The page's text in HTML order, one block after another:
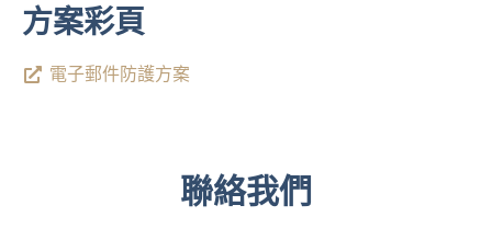
方案彩頁
電子郵件防護方案
聯絡我們